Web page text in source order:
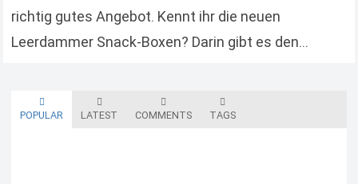
richtig gutes Angebot. Kennt ihr die neuen
Leerdammer Snack-Boxen? Darin gibt es den
POPULAR LATEST COMMENTS TAGS